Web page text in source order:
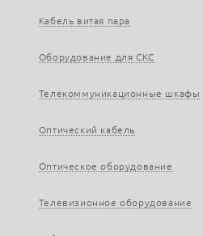
Кабель витая пара
Оборудование для СКС
Телекоммуникационные шкафы
Оптический кабель
Оптическое оборудование
Телевизионное оборудование